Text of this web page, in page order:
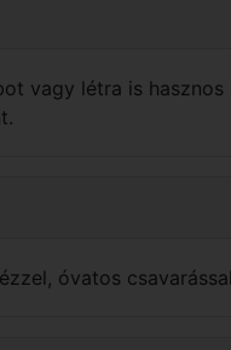
vagy létra is
óvatos